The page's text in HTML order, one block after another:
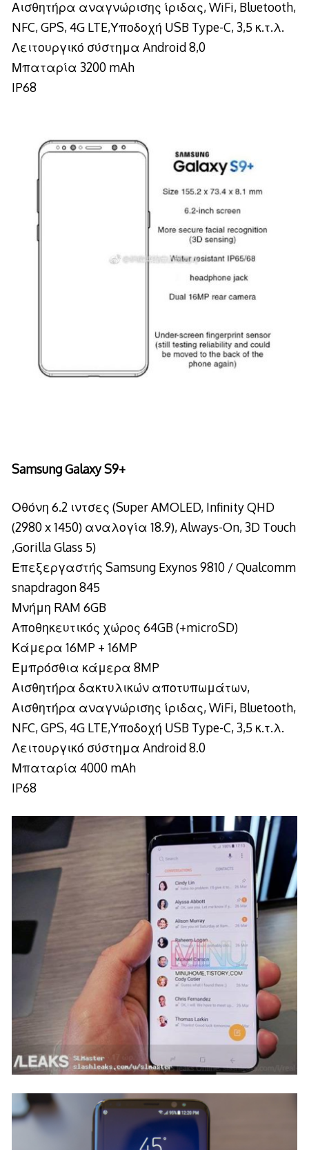
Αισθητήρα αναγνώρισης ίριδας, WiFi, Bluetooth,
NFC, GPS, 4G LTE,Υποδοχή USB Type-C, 3,5 κ.τ.λ.
Λειτουργικό σύστημα Android 8,0
Μπαταρία 3200 mAh
IP68
Samsung Galaxy S9+
Οθόνη 6.2 ιντσες (Super AMOLED, Infinity QHD
(2980 x 1450) αναλογία 18.9), Always-On, 3D Touch
,Gorilla Glass 5)
Επεξεργαστής Samsung Exynos 9810 / Qualcomm
snapdragon 845
Μνήμη RAM 6GB
Αποθηκευτικός χώρος 64GB (+microSD)
Κάμερα 16MP + 16MP
Εμπρόσθια κάμερα 8MP
Αισθητήρα δακτυλικών αποτυπωμάτων,
Αισθητήρα αναγνώρισης ίριδας, WiFi, Bluetooth,
NFC, GPS, 4G LTE,Υποδοχή USB Type-C, 3,5 κ.τ.λ.
Λειτουργικό σύστημα Android 8.0
Μπαταρία 4000 mAh
IP68